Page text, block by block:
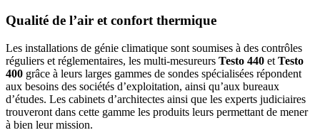
Qualité de l’air et confort thermique
Les installations de génie climatique sont soumises à des contrôles
réguliers et réglementaires, les multi-mesureurs Testo 440 et Testo
400 grâce à leurs larges gammes de sondes spécialisées répondent
aux besoins des sociétés d’exploitation, ainsi qu’aux bureaux
d’études. Les cabinets d’architectes ainsi que les experts judiciaires
trouveront dans cette gamme les produits leurs permettant de mener
à bien leur mission.